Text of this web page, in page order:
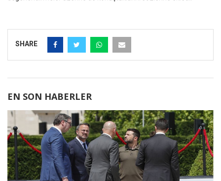
SHARE
EN SON HABERLER